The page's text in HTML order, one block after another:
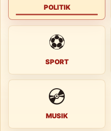
POLITIK
⚽
SPORT
💿
MUSIK